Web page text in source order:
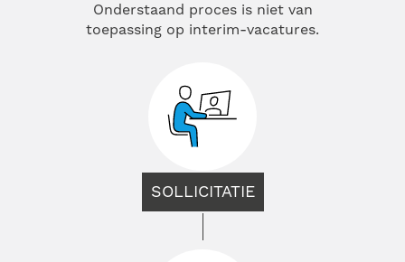
Onderstaand proces is niet van
toepassing op interim-vacatures.
SOLLICITATIE